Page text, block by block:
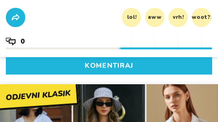
lol! aww vrh! woot?!
0
KOMENTIRAJ
ODJEVNI KLASIK